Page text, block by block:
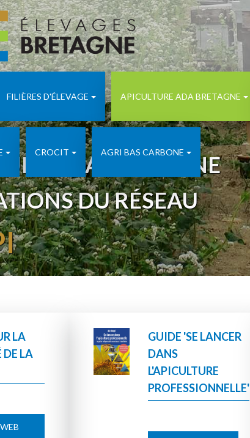
FILIÈRES D'ÉLEVAGE APICULTURE ADA BRETAGNE
CROCIT AGRI BAS CARBONE
ADA BRETAGNE
DU RÉSEAU
LA
LA
GUIDE 'SE LANCER
DANS
L'APICULTURE
PROFESSIONNELLE'